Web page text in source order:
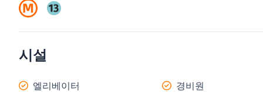
시설
엘리베이터 경비원